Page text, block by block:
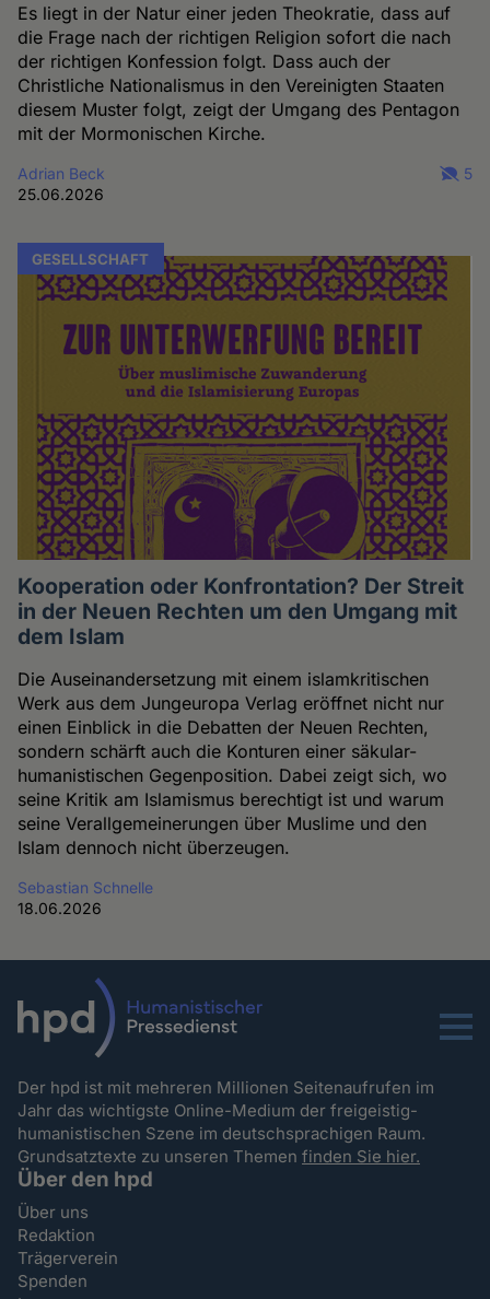
Es liegt in der Natur einer jeden Theokratie, dass auf
die Frage nach der richtigen Religion sofort die nach
der richtigen Konfession folgt. Dass auch der
Christliche Nationalismus in den Vereinigten Staaten
diesem Muster folgt, zeigt der Umgang des Pentagon
mit der Mormonischen Kirche.
Adrian Beck
25.06.2026
5
GESELLSCHAFT
Kooperation oder Konfrontation? Der Streit
in der Neuen Rechten um den Umgang mit
dem Islam
Die Auseinandersetzung mit einem islamkritischen
Werk aus dem Jungeuropa Verlag eröffnet nicht nur
einen Einblick in die Debatten der Neuen Rechten,
sondern schärft auch die Konturen einer säkular-
humanistischen Gegenposition. Dabei zeigt sich, wo
seine Kritik am Islamismus berechtigt ist und warum
seine Verallgemeinerungen über Muslime und den
Islam dennoch nicht überzeugen.
Sebastian Schnelle
18.06.2026
Menu
Der hpd ist mit mehreren Millionen Seitenaufrufen im
Jahr das wichtigste Online-Medium der freigeistig-
humanistischen Szene im deutschsprachigen Raum.
Grundsatztexte zu unseren Themenfinden Sie hier.
Über den hpd
Über uns
Redaktion
Trägerverein
Spenden